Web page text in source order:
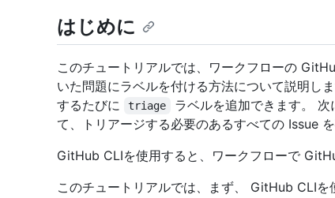
はじめに
このチュートリアルでは、ワークフローの
いた問題にラベルを付ける方法について説明し
するたびに
triage ラベルを追加できます。 次
て、トリアージする必要のあるすべての Issue を
GitHub CLIを使用すると、ワークフローで
このチュートリアルでは、まず、 GitHub CLI